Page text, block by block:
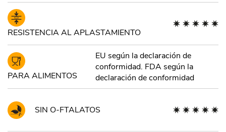
RESISTENCIA AL APLASTAMIENTO
PARA ALIMENTOS
EU según la declaración de
conformidad. FDA según la
declaración de conformidad
SIN O-FTALATOS